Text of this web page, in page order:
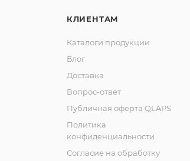
КЛИЕНТАМ
Каталоги продукции
Блог
Доставка
Вопрос-ответ
Публичная оферта QLAPS
Политика
конфиденциальности
Согласие на обработку